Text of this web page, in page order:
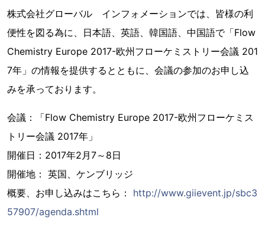
株式会社グローバル インフォメーションでは、皆様の利
便性を図る為に、日本語、英語、韓国語、中国語で「Flow
Chemistry Europe 2017-欧州フローケミストリー会議 201
7年」の情報を提供するとともに、会議の参加のお申し込
みを承っております。
会議：「Flow Chemistry Europe 2017-欧州フローケミス
トリー会議 2017年」
開催日：2017年2月7～8日
開催地： 英国、ケンブリッジ
概要、お申し込みはこちら： http://www.giievent.jp/sbc3
57907/agenda.shtml